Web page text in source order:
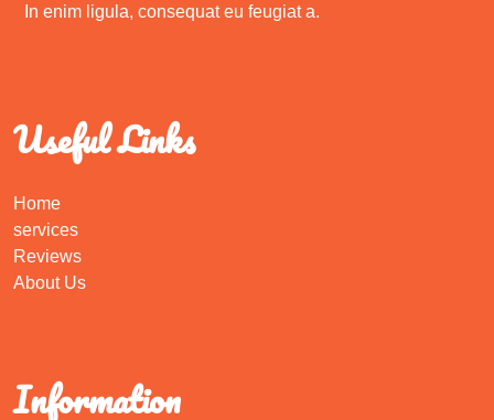
In enim ligula, consequat eu feugiat a.
Useful Links
Home
services
Reviews
About Us
Information